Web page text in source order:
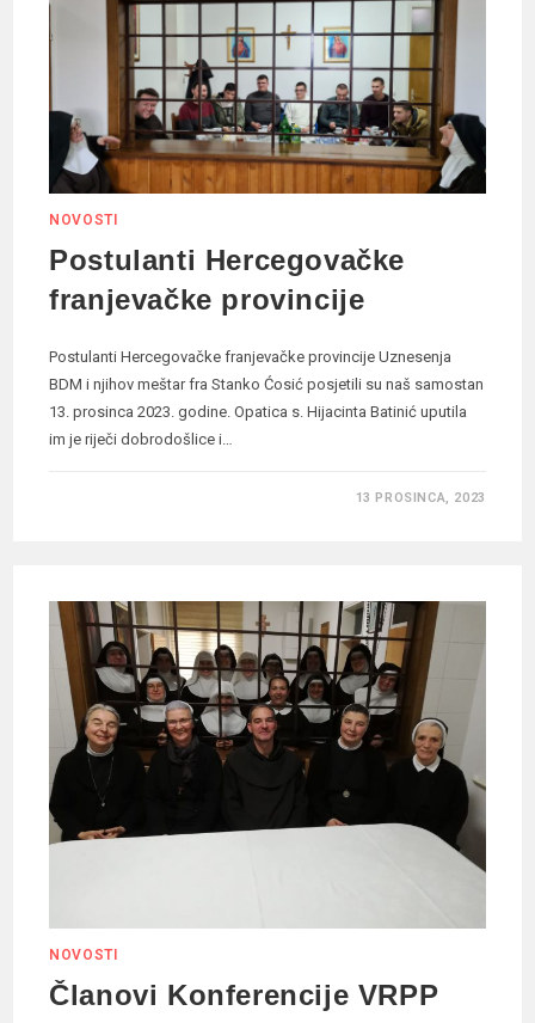
NOVOSTI
Postulanti Hercegovačke
franjevačke provincije
Postulanti Hercegovačke franjevačke provincije Uznesenja
BDM i njihov meštar fra Stanko Ćosić posjetili su naš samostan
13. prosinca 2023. godine. Opatica s. Hijacinta Batinić uputila
im je riječi dobrodošlice i…
13 PROSINCA, 2023
NOVOSTI
Članovi Konferencije VRPP